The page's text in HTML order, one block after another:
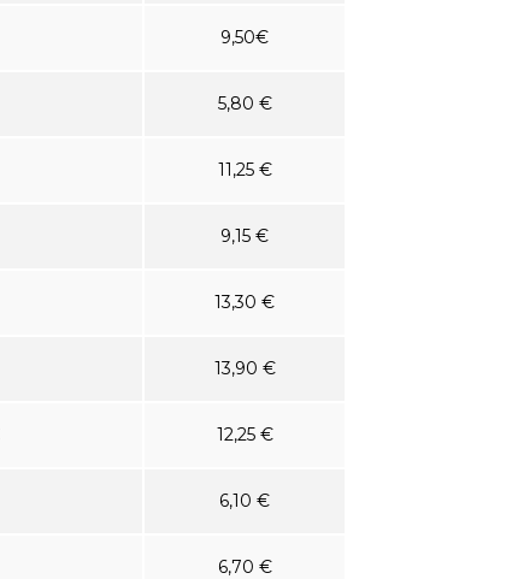
9,50€
5,80 €
11,25 €
9,15 €
13,30 €
13,90 €
12,25 €
6,10 €
6,70 €